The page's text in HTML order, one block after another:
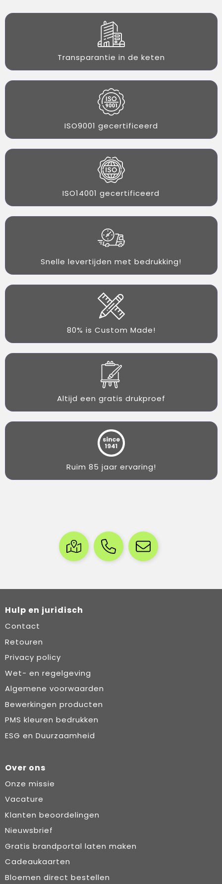
Transparantie in de keten
ISO9001 gecertificeerd
ISO14001 gecertificeerd
Snelle levertijden met bedrukking!
80% is Custom Made!
Altijd een gratis drukproef
Ruim 85 jaar ervaring!
Hulp en juridisch
Contact
Retouren
Privacy policy
Wet- en regelgeving
Algemene voorwaarden
Bewerkingen producten
PMS kleuren bedrukken
ESG en Duurzaamheid
Over ons
Onze missie
Vacature
Klanten beoordelingen
Nieuwsbrief
Gratis brandportal laten maken
Cadeaukaarten
Bloemen direct bestellen